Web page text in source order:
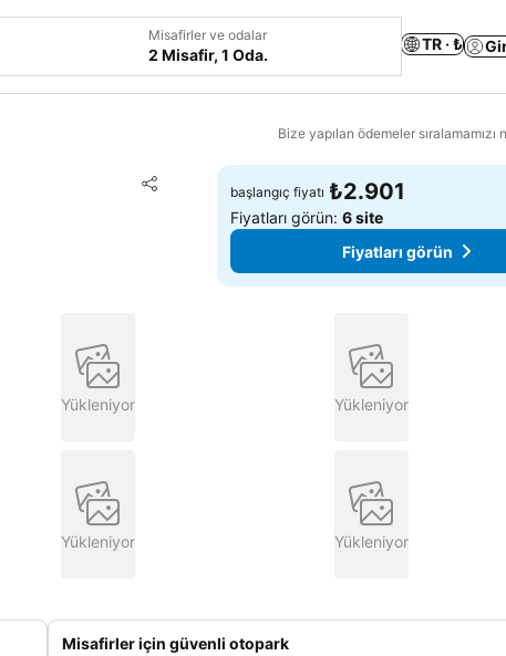
Misafirler ve odalar
2 Misafir, 1 Oda.
TR · ₺
Bize yapılan ödemeler sıralamamızı
Paylaş
Favorilerime ekle
başlangıç fiyatı ₺2.901
Fiyatları görün:6 site
Fiyatları görün
Yükleniyor Yükleniyor
Yükleniyor Yükleniyor
Misafirler için güvenli otopark